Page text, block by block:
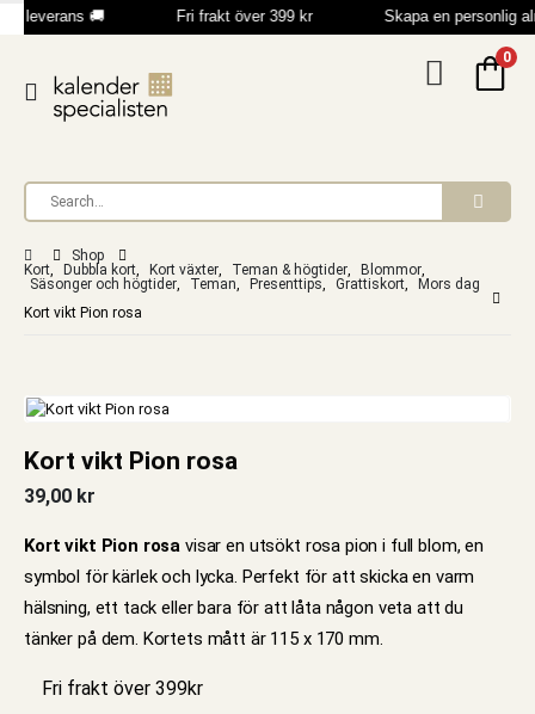
leverans 🚚 Fri frakt över 399 kr Skapa en personlig
0
Shop
Kort, Dubbla kort, Kort växter, Teman & högtider, Blommor,
Säsonger och högtider, Teman, Presenttips, Grattiskort,
Mors dag
Kort vikt Pion rosa
Kort vikt Pion rosa
39,00 kr
Kort vikt Pion rosavisar en utsökt rosa pion i full blom, en
symbol för kärlek och lycka. Perfekt för att skicka en varm
hälsning, ett tack eller bara för att låta någon veta att du
tänker på dem. Kortets mått är 115 x 170 mm.
Fri frakt över 399kr